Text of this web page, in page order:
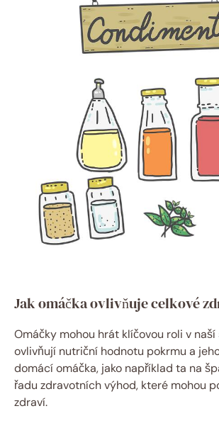
Jak omáčka ovlivňuje celkové
Omáčky mohou hrát klíčovou roli v
ovlivňují nutriční hodnotu pokrmu a
domácí omáčka, jako například ta na
řadu zdravotních výhod, které mohou
zdraví.